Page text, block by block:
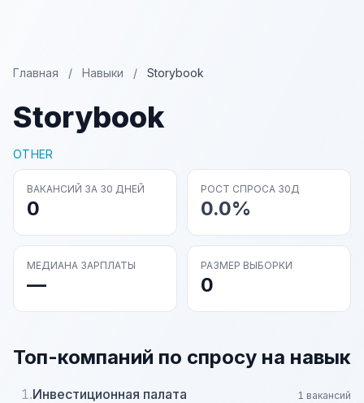
Главная / Навыки / Storybook
Storybook
OTHER
ВАКАНСИЙ ЗА 30 ДНЕЙ
0
РОСТ СПРОСА 30Д
0.0%
МЕДИАНА ЗАРПЛАТЫ
—
РАЗМЕР ВЫБОРКИ
0
Топ-компаний по спросу на навык
1.Инвестиционная палата 1 вакансий